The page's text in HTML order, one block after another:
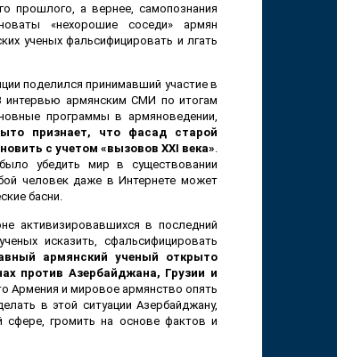
прошлого, а вернее, самопознания
«нехорошие соседи» армян
ученых фальсифицировать и лгать
поделился принимавший участие в
интервью армянским СМИ по итогам
программы в армяноведении,
признает, что фасад старой
с учетом «вызовов XXI века».
убедить мир в существовании
человек даже в Интернете может
басни.
активизировавшихся в последний
исказить, сфальсифицировать
армянский ученый открыто
против Азербайджана, Грузии и
Армения и мировое армянство опять
в этой ситуации Азербайджану,
сфере, громить на основе фактов и